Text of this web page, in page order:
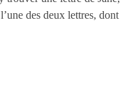
des deux lettres,